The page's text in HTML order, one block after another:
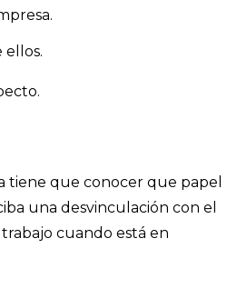
ellos.
tiene que conocer que papel
una desvinculación con el
cuando está en